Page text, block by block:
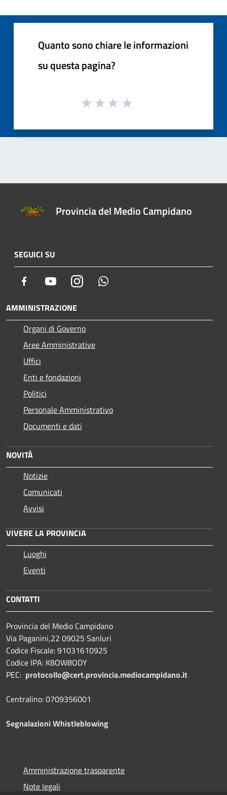
Quanto sono chiare le informazioni
su questa pagina?
Provincia del Medio Campidano
SEGUICI SU
Facebook YoutubeInstagram
AMMINISTRAZIONE
Organi di Governo
Aree Amministrative
Uffici
Enti e fondazioni
Politici
Personale Amministrativo
Documenti e dati
NOVITÀ
Notizie
Comunicati
Avvisi
VIVERE LA PROVINCIA
Luoghi
Eventi
CONTATTI
Provincia del Medio Campidano
Via Paganini,22 09025 Sanluri
Codice Fiscale: 91031610925
Codice IPA: K8OW8ODY
PEC: protocollo@cert.provincia.mediocampidano.it
Centralino: 0709356001
Segnalazioni Whistleblowing
Amministrazione trasparente
Note legali